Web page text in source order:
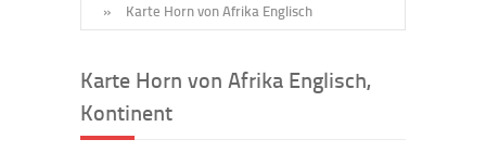
» Karte Horn von Afrika Englisch
Karte Horn von Afrika Englisch,
Kontinent